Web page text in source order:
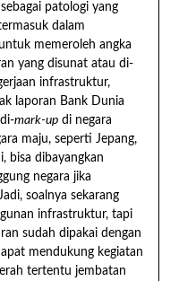
patologi yang
dalam
memeroleh angka
yang disunat atau di-
infrastruktur,
laporan Bank Dunia
mark-updi negara
maju, seperti Jepang,
bisa dibayangkan
negara jika
soalnya sekarang
infrastruktur, tapi
sudah dipakai dengan
mendukung kegiatan
tertentu jembatan